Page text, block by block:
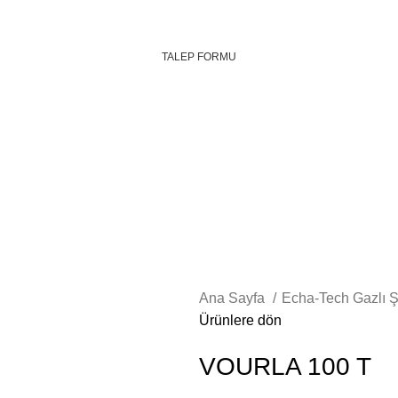
TALEP FORMU
Ana Sayfa
Echa-Tech Gazlı
Ürünlere dön
VOURLA 100 T